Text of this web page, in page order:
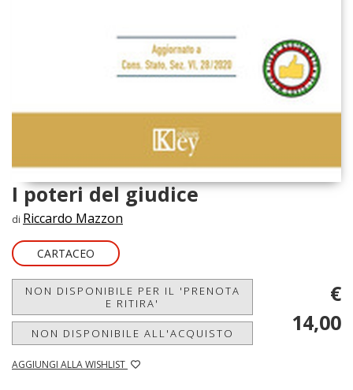
I poteri del giudice
di Riccardo Mazzon
CARTACEO
NON DISPONIBILE PER IL 'PRENOTA
E RITIRA'
NON DISPONIBILE ALL'ACQUISTO
AGGIUNGI ALLA WISHLIST
€
14,00